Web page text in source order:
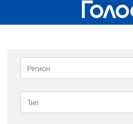
Регион
Тип